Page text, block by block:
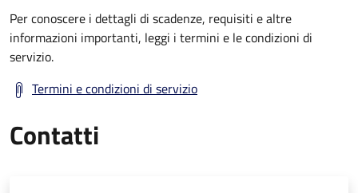
Per conoscere i dettagli di scadenze, requisiti e altre
informazioni importanti, leggi i termini e le condizioni di
servizio.
Termini e condizioni di servizio
Contatti